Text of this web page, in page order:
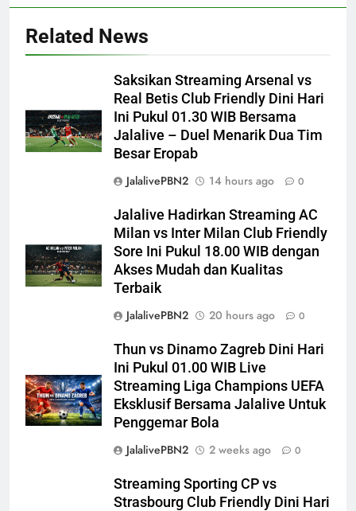
Related News
Saksikan Streaming Arsenal vs
Real Betis Club Friendly Dini Hari
Ini Pukul 01.30 WIB Bersama
Jalalive – Duel Menarik Dua Tim
Besar Eropab
JalalivePBN2
14 hours ago 0
Jalalive Hadirkan Streaming AC
Milan vs Inter Milan Club Friendly
Sore Ini Pukul 18.00 WIB dengan
Akses Mudah dan Kualitas
Terbaik
JalalivePBN2
20 hours ago 0
Thun vs Dinamo Zagreb Dini Hari
Ini Pukul 01.00 WIB Live
Streaming Liga Champions UEFA
Eksklusif Bersama Jalalive Untuk
Penggemar Bola
JalalivePBN2
2 weeks ago 0
Streaming Sporting CP vs
Strasbourg Club Friendly Dini Hari